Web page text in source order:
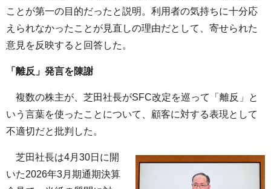
ことが第一の目的だったと説明。利用者の気持ちに十分応
えられなかったことが見直しの理由だとして、寄せられた
意見を反映すると回答した。
「離反」発言を陳謝
複数の株主が、芝田社長がSFC改定を巡って「離反」と
いう言葉を使ったことについて、顧客に対する表現として
不適切だと批判した。
芝田社長は4月30日に開
いた2026年3月期通期決算